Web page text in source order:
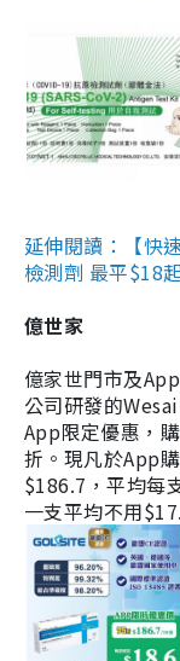
延伸閱讀：【快
檢測劑 最平$18
億世家
億家世門市及
公司研發的
App限定優惠，
折。現凡於App
$186.7，平均每
一支平均不用